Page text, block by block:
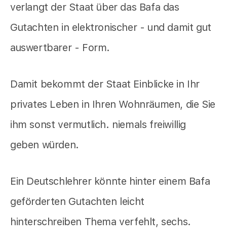
verlangt der Staat über das Bafa das
Gutachten in elektronischer - und damit gut
auswertbarer - Form.
Damit bekommt der Staat Einblicke in Ihr
privates Leben in Ihren Wohnräumen, die Sie
ihm sonst vermutlich. niemals freiwillig
geben würden.
Ein Deutschlehrer könnte hinter einem Bafa
geförderten Gutachten leicht
hinterschreiben Thema verfehlt, sechs.